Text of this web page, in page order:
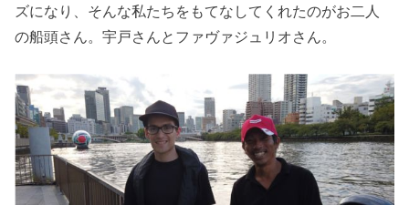
ズになり、そんな私たちをもてなしてくれたのがお二人
の船頭さん。宇戸さんとファヴァジュリオさん。